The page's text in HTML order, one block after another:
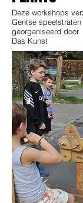
Deze workshops
Gentse speelstraten
georganiseerd door
Das Kunst